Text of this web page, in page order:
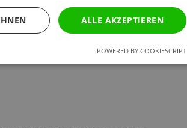
ALLE AKZEPTIEREN
POWERED BY COOKIESCRIPT